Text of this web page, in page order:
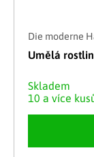
Die moderne
Umělá
Skladem
10 a více